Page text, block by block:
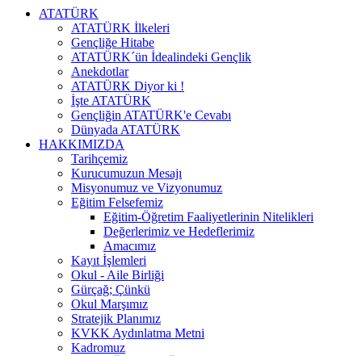
ATATÜRK
ATATÜRK İlkeleri
Gençliğe Hitabe
ATATÜRK´ün İdealindeki Gençlik
Anekdotlar
ATATÜRK Diyor ki !
İşte ATATÜRK
Gençliğin ATATÜRK'e Cevabı
Dünyada ATATÜRK
HAKKIMIZDA
Tarihçemiz
Kurucumuzun Mesajı
Misyonumuz ve Vizyonumuz
Eğitim Felsefemiz
Eğitim-Öğretim Faaliyetlerinin Nitelikleri
Değerlerimiz ve Hedeflerimiz
Amacımız
Kayıt İşlemleri
Okul - Aile Birliği
Gürçağ; Çünkü
Okul Marşımız
Stratejik Planımız
KVKK Aydınlatma Metni
Kadromuz